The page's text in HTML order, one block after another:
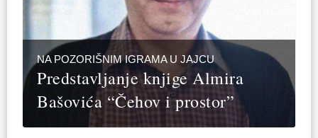
NA POZORIŠNIM IGRAMA U JAJCU
Predstavljanje knjige Almira
Bašovića “Čehov i prostor”